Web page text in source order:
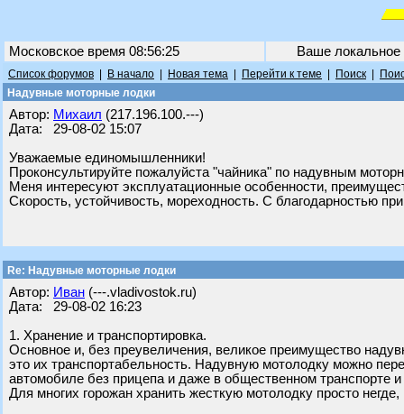
Московское время 08:56:25 Ваше
Список форумов В начало Новая тема Перейти к теме Поиск
Надувные моторные лодки
Автор: Михаил (217.196.100.---)
Дата: 29-08-02 15:07
Уважаемые единомышленники!
Проконсультируйте пожалуйста "чайника" по надувным
Меня интересуют эксплуатационные особенности,
Скорость, устойчивость, мореходность. С благодарностью
Re: Надувные моторные лодки
Автор: Иван (---.vladivostok.ru)
Дата: 29-08-02 16:23
1. Хранение и транспортировка.
Основное и, без преувеличения, великое преимущество
это их транспортабельность. Надувную мотолодку можно
автомобиле без прицепа и даже в общественном транспорте
Для многих горожан хранить жесткую мотолодку просто